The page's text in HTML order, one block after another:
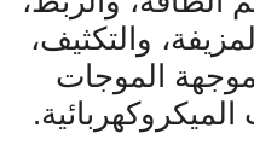
والتكثيف،
الموجات